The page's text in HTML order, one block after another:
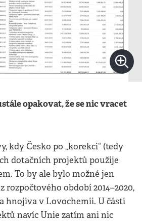
opakovat, že se nic vracet
kdy Česko po „korekci“ (tedy
dotačních projektů použije
To by ale bylo možné jen
období 2014–2020,
hnojiva v Lovochemii. U části
navíc Unie zatím ani nic